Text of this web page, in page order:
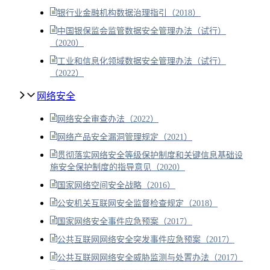
银行业金融机构数据治理指引（2018）
中国银保监会监管数据安全管理办法（试行）
（2020）
工业和信息化领域数据安全管理办法（试行）
（2022）
网络安全
网络安全审查办法（2022）
网络产品安全漏洞管理规定（2021）
贯彻落实网络安全等级保护制度和关键信息基础设
施安全保护制度的指导意见（2020）
国家网络空间安全战略（2016）
公安机关互联网安全监督检查规定（2018）
国家网络安全事件应急预案（2017）
公共互联网网络安全突发事件应急预案（2017）
公共互联网网络安全威胁监测与处置办法（2017）